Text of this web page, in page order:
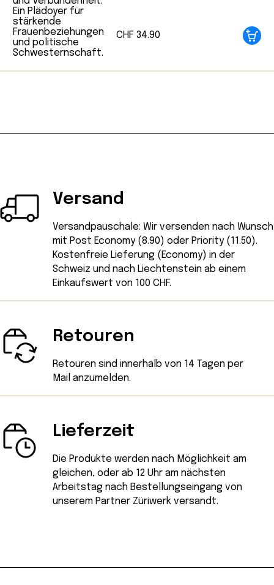
CHF 34.90
Versand
Versandpauschale: Wir versenden nach Wunsch
mit Post Economy (8.90) oder Priority (11.50).
Kostenfreie Lieferung (Economy) in der
Schweiz und nach Liechtenstein ab einem
Einkaufswert von 100 CHF.
Retouren
Retouren sind innerhalb von 14 Tagen per
Mail anzumelden.
Lieferzeit
Die Produkte werden nach Möglichkeit am
gleichen, oder ab 12 Uhr am nächsten
Arbeitstag nach Bestellungseingang von
unserem Partner Züriwerk versandt.